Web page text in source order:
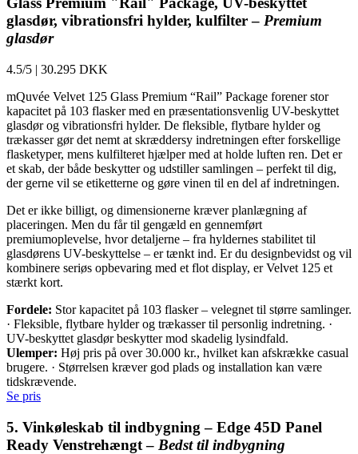
glasdør, vibrationsfri hylder, kulfilter – Premium
glasdør
4.5/5 | 30.295 DKK
mQuvée Velvet 125 Glass Premium “Rail” Package forener stor
kapacitet på 103 flasker med en præsentationsvenlig UV-beskyttet
glasdør og vibrationsfri hylder. De fleksible, flytbare hylder og
trækasser gør det nemt at skræddersy indretningen efter forskellige
flasketyper, mens kulfilteret hjælper med at holde luften ren. Det er
et skab, der både beskytter og udstiller samlingen – perfekt til dig,
der gerne vil se etiketterne og gøre vinen til en del af indretningen.
Det er ikke billigt, og dimensionerne kræver planlægning af
placeringen. Men du får til gengæld en gennemført
premiumoplevelse, hvor detaljerne – fra hyldernes stabilitet til
glasdørens UV-beskyttelse – er tænkt ind. Er du designbevidst og vil
kombinere seriøs opbevaring med et flot display, er Velvet 125 et
stærkt kort.
Fordele: Stor kapacitet på 103 flasker – velegnet til større samlinger.
· Fleksible, flytbare hylder og trækasser til personlig indretning. ·
UV-beskyttet glasdør beskytter mod skadelig lysindfald.
Ulemper: Høj pris på over 30.000 kr., hvilket kan afskrække casual
brugere. · Størrelsen kræver god plads og installation kan være
tidskrævende.
Se pris
5. Vinkøleskab til indbygning – Edge 45D Panel
Ready Venstrehængt – Bedst til indbygning